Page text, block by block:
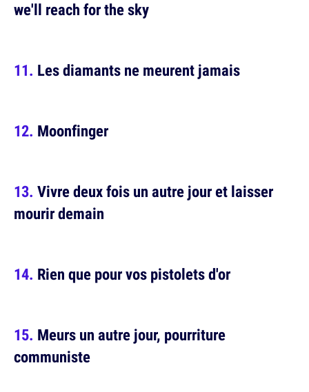
we'll reach for the sky
Les diamants ne meurent jamais
Moonfinger
Vivre deux fois un autre jour et laisser
mourir demain
Rien que pour vos pistolets d'or
Meurs un autre jour, pourriture
communiste